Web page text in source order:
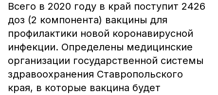
Всего в 2020 году в край поступит 2426
доз (2 компонента) вакцины для
профилактики новой коронавирусной
инфекции. Определены медицинские
организации государственной системы
здравоохранения Ставропольского
края, в которые вакцина будет